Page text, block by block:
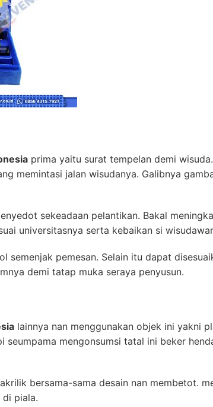
prima yaitu surat tempelan demi
memintasi jalan wisudanya. Galibnya
sekeadaan pelantikan. Bakal
universitasnya serta kebaikan si
semenjak pemesan. Selain itu dapat
demi tatap muka seraya penyusun.
lainnya nan menggunakan objek ini yakni
seumpama mengonsumsi tatal ini beker
bersama-sama desain nan membetot.
piala.